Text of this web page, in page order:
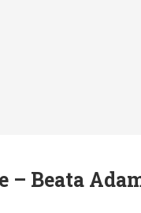
– Beata